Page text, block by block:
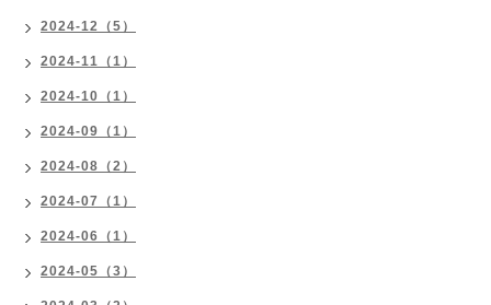
2024-12（5）
2024-11（1）
2024-10（1）
2024-09（1）
2024-08（2）
2024-07（1）
2024-06（1）
2024-05（3）